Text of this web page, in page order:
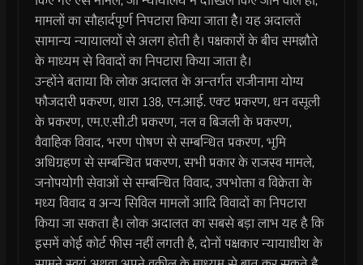
मामलों का सौहार्दपूर्ण निपटारा किया जाता हैै। यह अदालतें
सामान्य न्यायालयों से अलग होती है। पक्षकारों के बीच समझौते
के माध्यम से विवादों का निपटारा किया जाता है।
उन्होंने बताया कि लोक अदालत के अन्तर्गत राजीनामा योग्य
फौजदारी प्रकरण, धारा 138, एन.आई. एक्ट प्रकरण, धन वसूली
के प्रकरण, एम.ए.सी.टी प्रकरण, नल व बिजली के प्रकरण,
वैवाहिक विवाद, भरण पोषण से सम्बन्धित प्रकरण, भूमि
अधिग्रहण से सम्बन्धित प्रकरण, सभी प्रकार के राजस्व मामले,
जनोपयोगी सेवाओं से सम्बन्धित विवाद, उपभोक्ता व विक्रेता के
मध्य विवाद व अन्य सिविल मामलों आदि विवादों का निपटारा
किया जा सकता है। लोक अदालत का सबसे बड़ा लाभ यह है कि
इसमें कोई कोर्ट फीस नहीं लगती है, दोनों पक्षकार न्यायाधीश के